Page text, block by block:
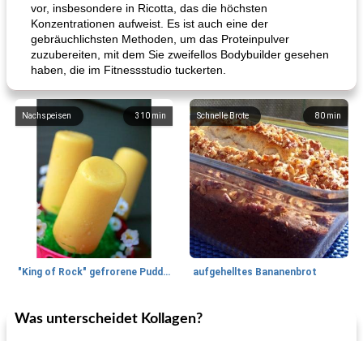
vor, insbesondere in Ricotta, das die höchsten
Konzentrationen aufweist. Es ist auch eine der
gebräuchlichsten Methoden, um das Proteinpulver
zuzubereiten, mit dem Sie zweifellos Bodybuilder gesehen
haben, die im Fitnessstudio tuckerten.
310 min
Nachspeisen
"King of Rock" gefrorene Pudding Pops
80 min
Schnelle Brote
aufgehelltes Bananenbrot
27min
Mittagessen / Snacks Potluck Desserts
Was unterscheidet Kollagen?